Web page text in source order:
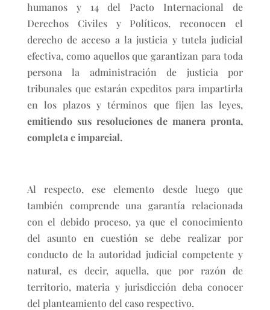
humanos y 14 del Pacto Internacional de
Derechos Civiles y Políticos, reconocen el
derecho de acceso a la justicia y tutela judicial
efectiva, como aquellos que garantizan para toda
persona la administración de justicia por
tribunales que estarán expeditos para impartirla
en los plazos y términos que fijen las leyes,
emitiendo sus resoluciones de manera pronta,
completa e imparcial.
Al respecto, ese elemento desde luego que
también comprende una garantía relacionada
con el debido proceso, ya que el conocimiento
del asunto en cuestión se debe realizar por
conducto de la autoridad judicial competente y
natural, es decir, aquella, que por razón de
territorio, materia y jurisdicción deba conocer
del planteamiento del caso respectivo.